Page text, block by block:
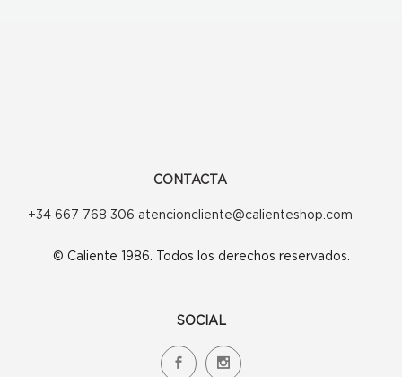
CONTACTA
+34 667 768 306 atencioncliente@calienteshop.com
© Caliente 1986. Todos los derechos reservados.
SOCIAL